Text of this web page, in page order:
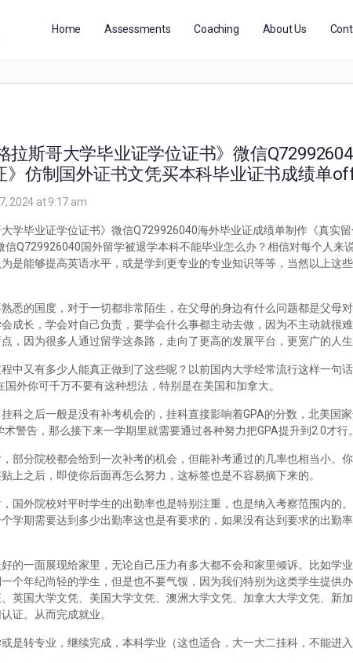
Home Assessments Coaching About Us
拉斯哥大学毕业证学位证书》微信
》仿制国外证书文凭买本科毕业证书成绩单
2024 at 9:17 am
学毕业证学位证书》微信Q729926040海外毕业证成绩单制作《真实
Q729926040国外留学被退学本科不能毕业怎么办？相信对每个人来
是能够提高英语水平，或是学到更专业的专业知识等等，当然以上这
悉的国度，对于一切都非常陌生，在父母的身边有什么问题都是父母
成长，学会对自己负责，要学会什么事都主动去做，因为不主动就很
，因为很多人通过留学这条路，走向了更高的发展平台，更宽广的人生
中又有多少人能真正做到了这些呢？以前国内大学经常流行这样一句
国外你可千万不要有这种想法，特别是在美国和加拿大。
科之后一般是没有补考机会的，挂科直接影响着GPA的分数，北美国
术警告，那么接下来一学期里就需要通过各种努力把GPA提升到2.0才行
部分院校都会给到一次补考的机会，但能补考通过的几率也相当小。
上之后，即使你后面再怎么努力，这标签也是不容易摘下来的。
国外院校对平时学生的出勤率也是特别注重，也是纳入考察范围内的
学期需要达到多少出勤率这也是有要求的，如果没有达到要求的出勤
的一面展现给家里，无论自己压力有多大都不会和家里倾诉。比如学
一个年纪尚轻的学生，但是也不要气馁，因为我们特别为这类学生提供
英国大学文凭、美国大学文凭、澳洲大学文凭、加拿大大学文凭、新
证。从而完成就业。
是转专业，继续完成，本科学业（这也适合，大一大二挂科，不能进